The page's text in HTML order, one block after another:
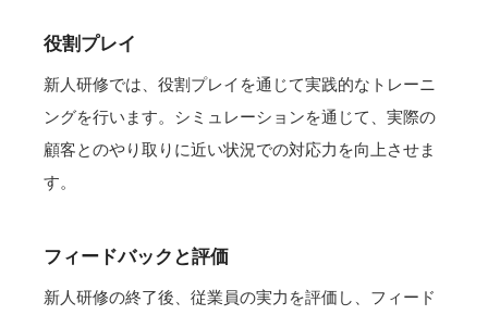
役割プレイ
新人研修では、役割プレイを通じて実践的なトレーニ
ングを行います。シミュレーションを通じて、実際の
顧客とのやり取りに近い状況での対応力を向上させま
す。
フィードバックと評価
新人研修の終了後、従業員の実力を評価し、フィード